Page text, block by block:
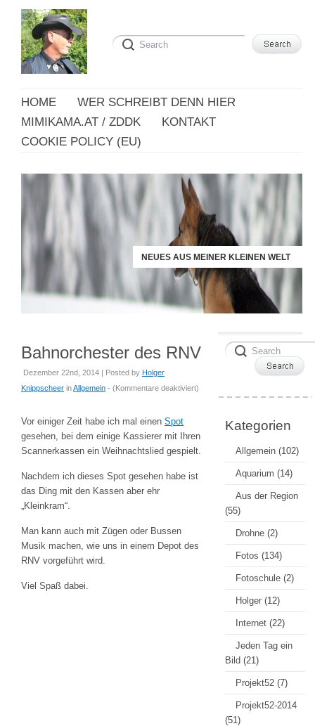
HOME
WER SCHREIBT DENN HIER
MIMIKAMA.AT / ZDDK
KONTAKT
COOKIE POLICY (EU)
NEUES AUS MEINER KLEINEN WELT
Bahnorchester des RNV
Dezember 22nd, 2014 | Posted by Holger
Knippscheer inAllgemein - (Kommentare deaktiviertfür
)
Vor einiger Zeit habe ich mal einen Spot
gesehen, bei dem einige Kassierer mit Ihren
Scannerkassen ein Weihnachtslied gespielt.
Nachdem ich dieses Spot gesehen habe ist
das Ding mit den Kassen aber ehr
„Kleinkram“.
Man kann auch mit Zügen oder Bussen
Musik machen, wie uns in einem Depot des
RNV vorgeführt wird.
Viel Spaß dabei.
Kategorien
Allgemein (102)
Aquarium (14)
Aus der Region
(55)
Drohne (2)
Fotos (134)
Fotoschule (2)
Holger (12)
Internet (22)
Jeden Tag ein
Bild (21)
Projekt52 (7)
Projekt52-2014
(51)